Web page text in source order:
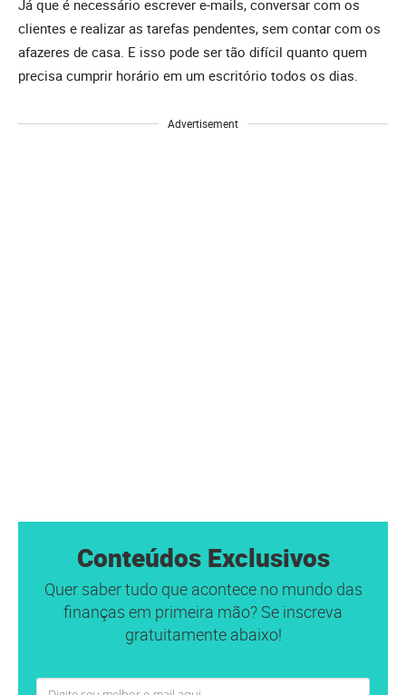
Já que é necessário escrever e-mails, conversar com os
clientes e realizar as tarefas pendentes, sem contar com os
afazeres de casa. E isso pode ser tão difícil quanto quem
precisa cumprir horário em um escritório todos os dias.
Advertisement
Conteúdos Exclusivos
Quer saber tudo que acontece no mundo das
finanças em primeira mão? Se inscreva
gratuitamente abaixo!